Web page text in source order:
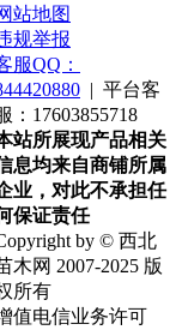
站地图
规举报
服QQ：
| 平台客
：17603855718
站所展现产品相关
息均来自商铺所属
业，对此不承担任
保证责任
by © 西北
木网 2007-2025 版
所有
值电信业务许可